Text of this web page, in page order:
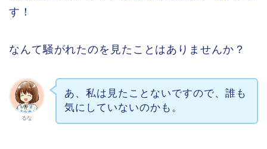
す！
なんて騒がれたのを見たことはありませんか？
るな
あ、私は見たことないですので、誰も
気にしていないのかも。